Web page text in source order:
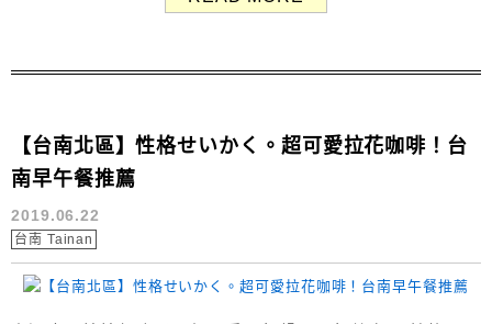
【台南北區】性格せいかく。超可愛拉花咖啡！台
南早午餐推薦
2019.06.22
台南 Tainan